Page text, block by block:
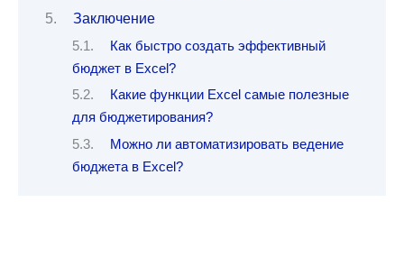
Заключение
Как быстро создать эффективный
бюджет в Excel?
Какие функции Excel самые полезные
для бюджетирования?
Можно ли автоматизировать ведение
бюджета в Excel?